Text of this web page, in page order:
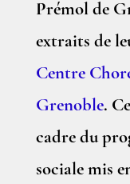
Prémol de
extraits de
Centre
Grenoble.
cadre du
sociale mis